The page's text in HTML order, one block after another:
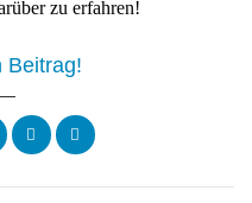
zu erfahren!
Beitrag!